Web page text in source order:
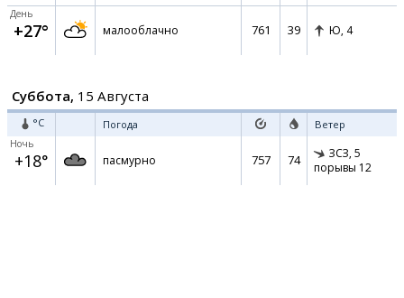
День
+27° малооблачно 761 39 Ю, 4
Суббота, 15 Августа
°C Погода Ветер
Ночь
+18° пасмурно 757 74 ЗСЗ, 5
порывы 12